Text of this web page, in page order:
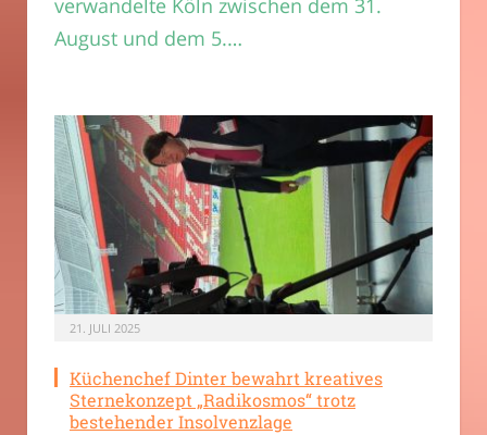
verwandelte Köln zwischen dem 31.
August und dem 5.…
21. JULI 2025
Küchenchef Dinter bewahrt kreatives
Sternekonzept „Radikosmos“ trotz
bestehender Insolvenzlage